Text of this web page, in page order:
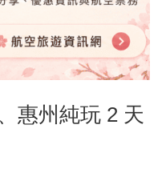
惠州純玩 2 天